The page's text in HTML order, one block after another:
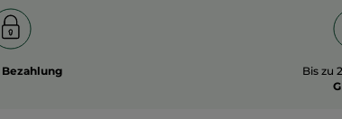
Bezahlung
Bis zu